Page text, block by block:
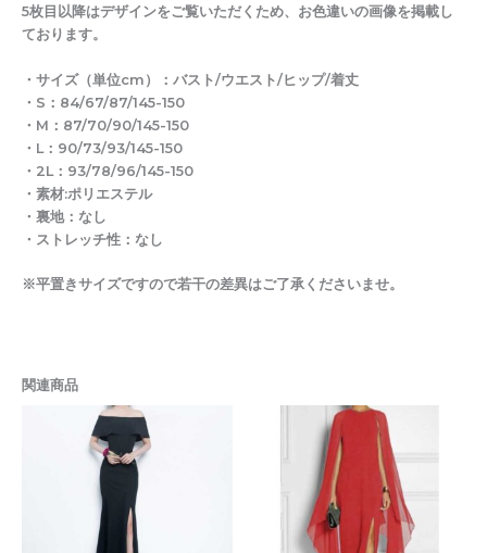
5枚目以降はデザインをご覧いただくため、お色違いの画像を掲載し
ております。
・サイズ（単位cm）：バスト/ウエスト/ヒップ/着丈
・S：84/67/87/145-150
・M：87/70/90/145-150
・L：90/73/93/145-150
・2L：93/78/96/145-150
・素材:ポリエステル
・裏地：なし
・ストレッチ性：なし
※平置きサイズですので若干の差異はご了承くださいませ。
関連商品